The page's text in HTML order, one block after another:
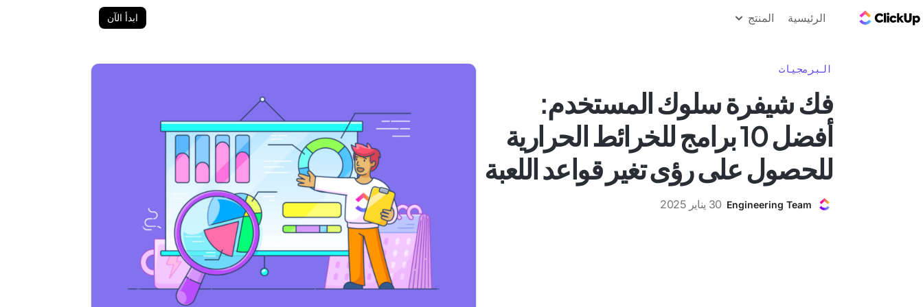
الرئيسية المنتج ابدأ الآن
البرمجيات
فك شيفرة سلوك المستخدم:
أفضل 10 برامج للخرائط الحرارية
للحصول على رؤى تغير قواعد اللعبة
Engineering Team 30 يناير 2025